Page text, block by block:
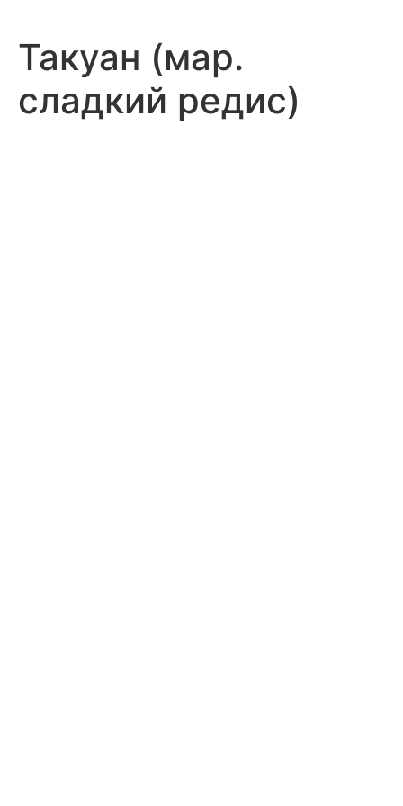
Такуан (мар.
сладкий редис)